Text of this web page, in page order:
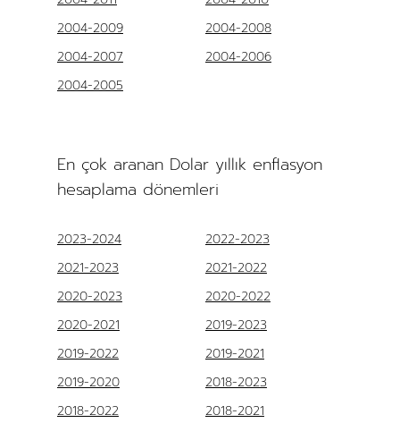
2004-2009
2004-2008
2004-2007
2004-2006
2004-2005
En çok aranan Dolar yıllık enflasyon
hesaplama dönemleri
2023-2024
2022-2023
2021-2023
2021-2022
2020-2023
2020-2022
2020-2021
2019-2023
2019-2022
2019-2021
2019-2020
2018-2023
2018-2022
2018-2021